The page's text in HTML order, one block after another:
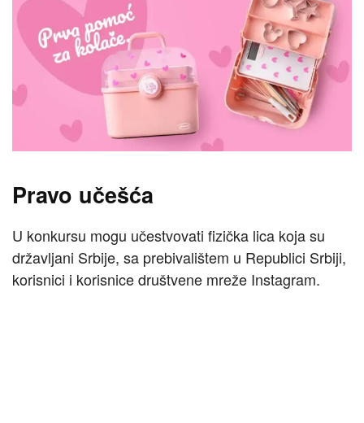
Pravo učešća
U konkursu mogu učestvovati fizička lica koja su
državljani Srbije, sa prebivalištem u Republici Srbiji,
korisnici i korisnice društvene mreže Instagram.